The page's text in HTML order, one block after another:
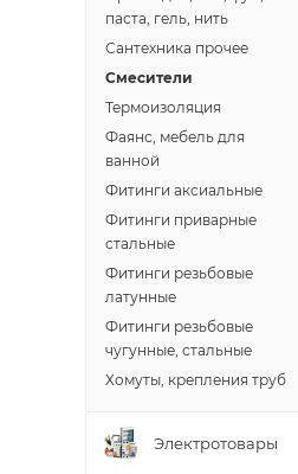
паста, гель, нить
Сантехника прочее
Смесители
Термоизоляция
Фаянс, мебель для
ванной
Фитинги аксиальные
Фитинги приварные
стальные
Фитинги резьбовые
латунные
Фитинги резьбовые
чугунные, стальные
Хомуты, крепления труб
Электротовары